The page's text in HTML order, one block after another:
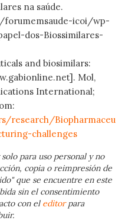
na saúde.
icoi/wp-
dos-Biossimilares-
and biosimilars:
Mol,
International;
research/Biopharmaceu
challenges
para uso personal y no
copia o reimpresión de
que se encuentre en este
sin el consentimiento
con el editorpara